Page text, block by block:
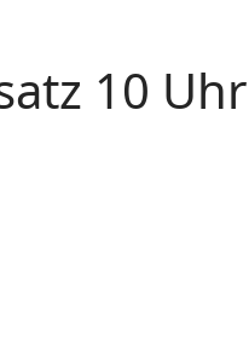
10 Uhr